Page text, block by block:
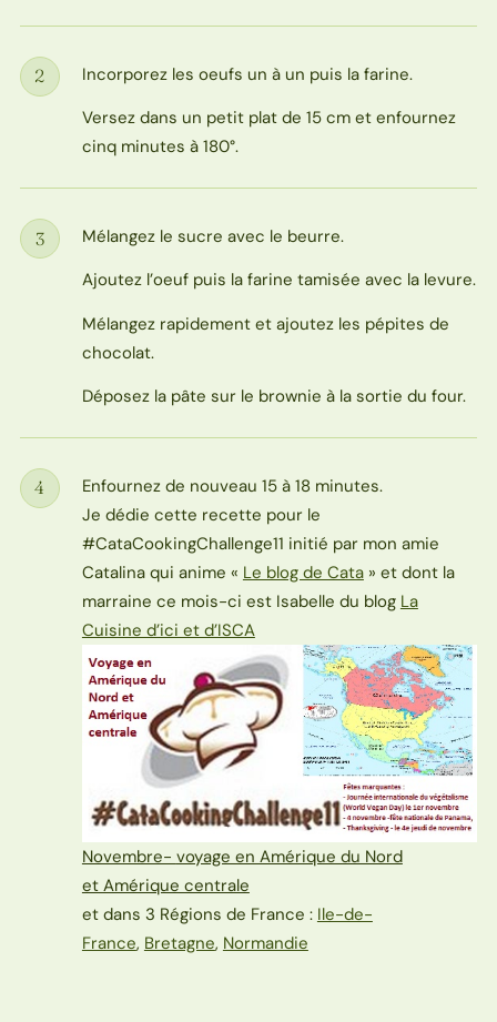
Étape
2
Incorporez les oeufs un à un puis la farine.
Versez dans un petit plat de 15 cm et enfournez
cinq minutes à 180°.
Étape
3
Mélangez le sucre avec le beurre.
Ajoutez l’oeuf puis la farine tamisée avec la levure.
Mélangez rapidement et ajoutez les pépites de
chocolat.
Déposez la pâte sur le brownie à la sortie du four.
Étape
4
Enfournez de nouveau 15 à 18 minutes.
Je dédie cette recette pour le
#CataCookingChallenge11 initié par mon amie
Catalina qui anime « Le blog de Cata» et dont la
marraine ce mois-ci est Isabelle du blog La
Cuisine d’ici et d’ISCA
Novembre- voyage en Amérique du Nord
et Amérique centrale
et dans 3 Régions de France : Ile-de-
France, Bretagne, Normandie